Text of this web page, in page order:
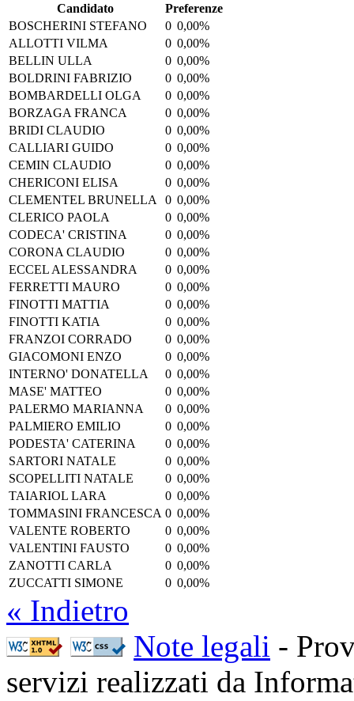
Candidato
Preferenze
BOSCHERINI STEFANO
0 0,00%
ALLOTTI VILMA
0 0,00%
BELLIN ULLA
0 0,00%
BOLDRINI FABRIZIO
0 0,00%
BOMBARDELLI OLGA
0 0,00%
BORZAGA FRANCA
0 0,00%
BRIDI CLAUDIO
0 0,00%
CALLIARI GUIDO
0 0,00%
CEMIN CLAUDIO
0 0,00%
CHERICONI ELISA
0 0,00%
CLEMENTEL BRUNELLA
0 0,00%
CLERICO PAOLA
0 0,00%
CODECA' CRISTINA
0 0,00%
CORONA CLAUDIO
0 0,00%
ECCEL ALESSANDRA
0 0,00%
FERRETTI MAURO
0 0,00%
FINOTTI MATTIA
0 0,00%
FINOTTI KATIA
0 0,00%
FRANZOI CORRADO
0 0,00%
GIACOMONI ENZO
0 0,00%
INTERNO' DONATELLA
0 0,00%
MASE' MATTEO
0 0,00%
PALERMO MARIANNA
0 0,00%
PALMIERO EMILIO
0 0,00%
PODESTA' CATERINA
0 0,00%
SARTORI NATALE
0 0,00%
SCOPELLITI NATALE
0 0,00%
TAIARIOL LARA
0 0,00%
TOMMASINI FRANCESCA 0 0,00%
VALENTE ROBERTO
0 0,00%
VALENTINI FAUSTO
0 0,00%
ZANOTTI CARLA
0 0,00%
ZUCCATTI SIMONE
0 0,00%
« Indietro
Note legali -
servizi realizzati da